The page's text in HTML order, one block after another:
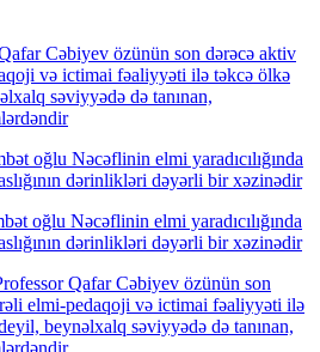
Cəbiyev özünün son dərəcə aktiv
və ictimai fəaliyyəti ilə təkcə ölkə
səviyyədə də tanınan,
oğlu Nəcəflinin elmi yaradıcılığında
dərinlikləri dəyərli bir xəzinədir
oğlu Nəcəflinin elmi yaradıcılığında
dərinlikləri dəyərli bir xəzinədir
Qafar Cəbiyev özünün son
elmi-pedaqoji və ictimai fəaliyyəti ilə
beynəlxalq səviyyədə də tanınan,